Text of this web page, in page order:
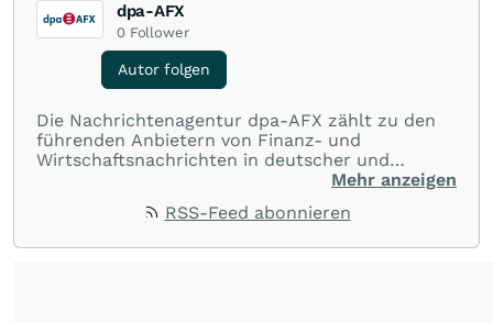
dpa-AFX
0 Follower
Autor folgen
Die Nachrichtenagentur dpa-AFX zählt zu den
führenden Anbietern von Finanz- und
Wirtschaftsnachrichten in deutscher und
englischer Sprache. Gestützt auf ein
dpa-AFX unabhängig, zuverlässig und schnell
Mehr anzeigen
RSS-Feed abonnieren